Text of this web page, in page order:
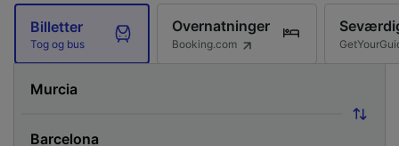
Billetter
Tog og bus
Overnatninger
Booking.com